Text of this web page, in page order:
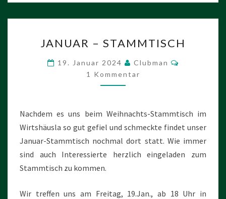
–
STAMMTISCH
JANUAR – STAMMTISCH
19. Januar 2024 Clubman
1 Kommentar
Nachdem es uns beim Weihnachts-Stammtisch im
Wirtshäusla so gut gefiel und schmeckte findet unser
Januar-Stammtisch nochmal dort statt. Wie immer
sind auch Interessierte herzlich eingeladen zum
Stammtisch zu kommen.
Wir treffen uns am Freitag, 19.Jan., ab 18 Uhr in